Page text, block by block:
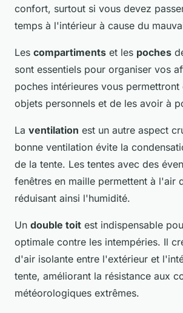
confort, surtout si vous devez
temps à l'intérieur à cause du
Les compartiments et les poches
sont essentiels pour organiser vos
poches intérieures vous
objets personnels et de les avoir à
La ventilation est un autre aspect
bonne ventilation évite la
de la tente. Les tentes avec des
fenêtres en maille permettent à l'air
réduisant ainsi l'humidité.
Un double toit est indispensable
optimale contre les intempéries. Il
d'air isolante entre l'extérieur et
tente, améliorant la résistance aux
météorologiques extrêmes.